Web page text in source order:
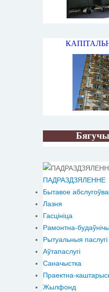
ПАДРАЗДЗЯЛЕННЕ
Бытавое
Лазня
Гасцініца
Рамонтна-
Рытуальныя паслугі
Аўтапаслугі
Саначыстка
Праектна-
Жылфонд